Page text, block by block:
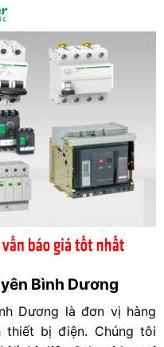
Bình Dương
Dương là đơn vị hàng
thiết bị điện. Chúng tôi